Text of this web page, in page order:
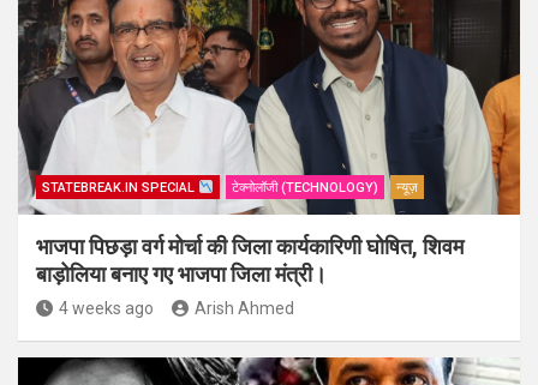
STATEBREAK.IN SPECIAL टेक्नोलॉजी (TECHNOLOGY) न्यूज़
भाजपा पिछड़ा वर्ग मोर्चा की जिला कार्यकारिणी घोषित, शिवम
बाड़ोलिया बनाए गए भाजपा जिला मंत्री।
4 weeks ago Arish Ahmed